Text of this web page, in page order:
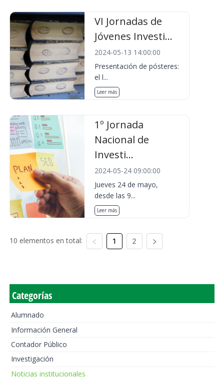
VI Jornadas de
Jóvenes Investi...
2024-05-13 14:00:00
Presentación de pósteres:
el l...
Leer más
1º Jornada
Nacional de
Investi...
2024-05-24 09:00:00
Jueves 24 de mayo,
desde las 9...
Leer más
10 elementos en total: 1 2
Categorías
Alumnado
Información General
Contador Público
Investigación
Noticias institucionales